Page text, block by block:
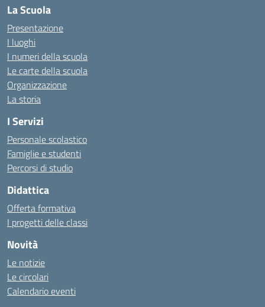
La Scuola
Presentazione
I luoghi
I numeri della scuola
Le carte della scuola
Organizzazione
La storia
I Servizi
Personale scolastico
Famiglie e studenti
Percorsi di studio
Didattica
Offerta formativa
I progetti delle classi
Novità
Le notizie
Le circolari
Calendario eventi